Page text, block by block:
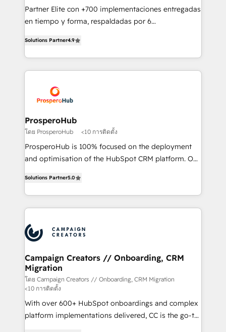
guided implementation and seamless integration of
the CRM platform into your digital ecosystem. Would
marketing strategy? We'll provide support tailored
to your needs and sales objectives. With 125+
Accreditations. Based in Canada (coast to coast), our
services are offered in both English & French.
Partner Elite con +700 implementaciones entregadas
en tiempo y forma, respaldadas por 6
Certified Trainers avalados por HubSpot Academy.
Acompañamos a las empresas en cada etapa de su
crecimiento integrando estrategia, tecnología y
reales. Nos caracterizamos por combinar excelencia
técnica con una mirada estratégica a largo plazo.
Solutions Partner4.9
ProsperoHub
โดย ProsperoHub <10 การติดตั้ง
ProsperoHub is 100% focused on the deployment
and optimisation of the HubSpot CRM platform. Our
ensure that you achieve maximum adoption and
ROI from your HubSpot investment. Use our
extensive HubSpot, sales, marketing, service and
HubSpot journey, design and implement your
processes and skilfully bring your revenue
infrastructure to life. Our collaborative approach
keeps you in control whilst we plan and support the
route to your revenue goals. We have successfully
supported over 500 organisations with HubSpot
implementation, optimisation, training, and
adoption assurance. Our tried and tested Roadmap
Solutions Partner5.0
Campaign Creators // Onboarding, CRM
Migration
โดย Campaign Creators // Onboarding, CRM Migration
<10 การติดตั้ง
With over 600+ HubSpot onboardings and complex
platform implementations delivered, CC is the go-to